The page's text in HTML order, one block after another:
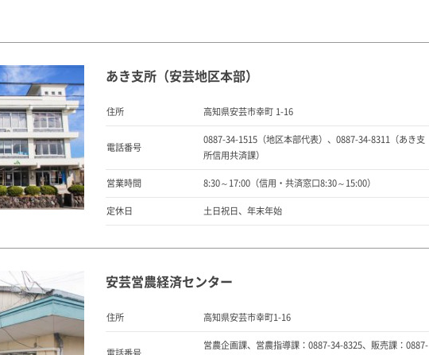
あき支所（安芸地区本部）
住所 高知県安芸市幸町 1-16
電話番号
0887-34-1515（地区本部代表）、0887-34-8311（あき支
所信用共済課）
営業時間 8:30～17:00（信用・共済窓口8:30～15:00）
定休日 土日祝日、年末年始
安芸営農経済センター
住所 高知県安芸市幸町1-16
電話番号
営農企画課、営農指導課：0887-34-8325、販売課：0887-